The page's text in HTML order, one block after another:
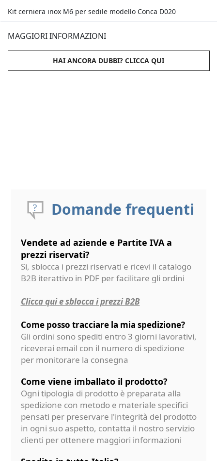
Kit cerniera inox M6 per sedile modello Conca D020
MAGGIORI INFORMAZIONI
HAI ANCORA DUBBI? CLICCA QUI
Domande frequenti
Vendete ad aziende e Partite IVA a
prezzi riservati?
Si, sblocca i prezzi riservati e ricevi il catalogo
B2B iterattivo in PDF per facilitare gli ordini
Clicca qui e sblocca i prezzi B2B
Come posso tracciare la mia spedizione?
Gli ordini sono spediti entro 3 giorni lavorativi,
riceverai email con il numero di spedizione
per monitorare la consegna
Come viene imballato il prodotto?
Ogni tipologia di prodotto è preparata alla
spedizione con metodo e materiale specifici
pensati per preservare l'integrità del prodotto
in ogni suo aspetto, contatta il nostro servizio
clienti per ottenere maggiori informazioni